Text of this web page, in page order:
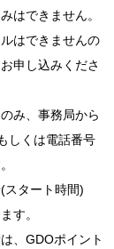
はできません。
はできませんの
申し込みくださ
み、事務局から
しくは電話番号
スタート時間)
す。
、GDOポイント